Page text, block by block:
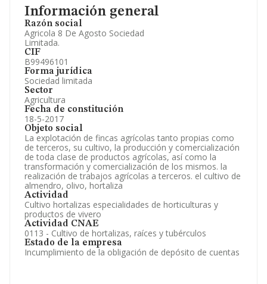
Información general
Razón social
Agricola 8 De Agosto Sociedad
Limitada.
CIF
B99496101
Forma jurídica
Sociedad limitada
Sector
Agricultura
Fecha de constitución
18-5-2017
Objeto social
La explotación de fincas agrícolas tanto propias como
de terceros, su cultivo, la producción y comercialización
de toda clase de productos agrícolas, así como la
transformación y comercialización de los mismos. la
realización de trabajos agrícolas a terceros. el cultivo de
almendro, olivo, hortaliza
Actividad
Cultivo hortalizas especialidades de horticulturas y
productos de vivero
Actividad CNAE
0113 - Cultivo de hortalizas, raíces y tubérculos
Estado de la empresa
Incumplimiento de la obligación de depósito de cuentas
Información oficial y registral complementaria.